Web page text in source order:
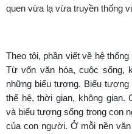
quen vừa lạ vừa truyền thống
Theo tôi, phần viết về hệ
Từ vốn văn hóa, cuộc sống,
những biểu tượng. Biểu
thế hệ, thời gian, không gian.
và biểu tượng sống trong con
của con người. Ở mỗi nền